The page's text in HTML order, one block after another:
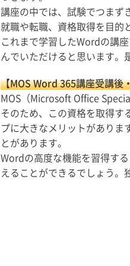
講座の中では、試験でつまず
就職や転職、資格取得を目的
これまで学習したWordの講
んでいただけると思います。
【MOS Word 365講座受講後
MOS（Microsoft Office
そのため、この資格を取得す
プに大きなメリットがあり
とがあります。
Wordの高度な機能を習得す
えることができるでしょう。